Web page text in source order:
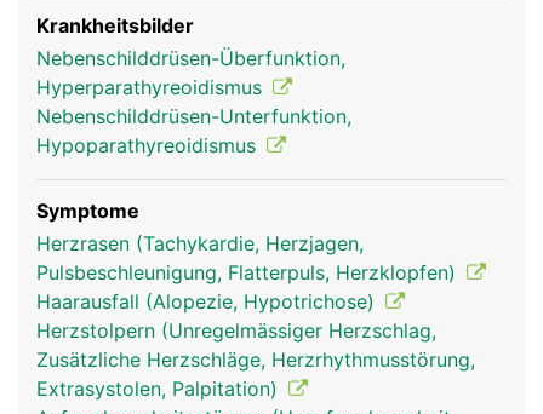
die Kalziumaufnahme aus der Nahrung. Das
Vitamin D wird grösstenteils unter Lichteinfluss in
der Haut gebildet. Wird zu wenig Kalzium über die
Ernährung zugeführt, bewirkt das Parathormon die
Abgabe von Kalzium aus den Knochen ins Blut.
Krankheitsbilder
Nebenschilddrüsen-Überfunktion,
Hyperparathyreoidismus
Nebenschilddrüsen-Unterfunktion,
Hypoparathyreoidismus
Symptome
Herzrasen (Tachykardie, Herzjagen,
Pulsbeschleunigung, Flatterpuls, Herzklopfen)
Haarausfall (Alopezie, Hypotrichose)
Herzstolpern (Unregelmässiger Herzschlag,
Zusätzliche Herzschläge, Herzrhythmusstörung,
Extrasystolen, Palpitation)